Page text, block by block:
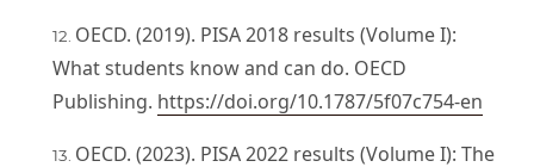
OECD. (2019). PISA 2018 results (Volume I):
What students know and can do. OECD
Publishing. https://doi.org/10.1787/5f07c754-en
OECD. (2023). PISA 2022 results (Volume I): The